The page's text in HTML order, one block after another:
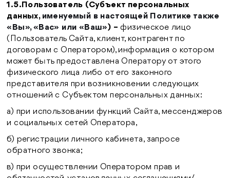
1.5.Пользователь (Субъект персональных
данных, именуемый в настоящей Политике также
«Вы», «Вас» или «Ваш») –физическое лицо
(Пользователь Сайта, клиент, контрагент по
договорам с Оператором), информация о котором
может быть предоставлена Оператору от этого
физического лица либо от его законного
представителя при возникновении следующих
отношений с Субъектом персональных данных:
а) при использовании функций Сайта, мессенджеров
и социальных сетей Оператора,
б) регистрации личного кабинета, запросе
обратного звонка;
в) при осуществлении Оператором прав и